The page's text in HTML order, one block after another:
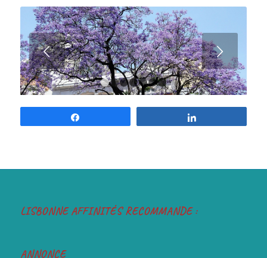
Next
1 2 3 4 5 6 7
LISBONNE AFFINITÉS RECOMMANDE :
ANNONCE